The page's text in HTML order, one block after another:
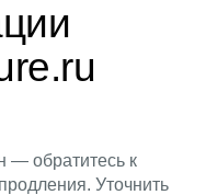
— обратитесь к
Уточнить